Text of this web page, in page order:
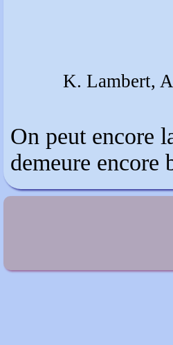
K. Lambert,
On peut encore
demeure encore